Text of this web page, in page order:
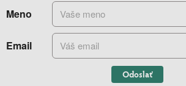
Meno
Email
Odoslať